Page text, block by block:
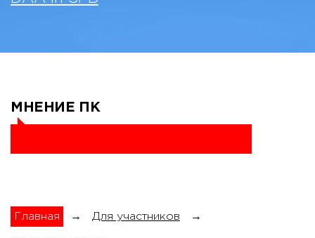
Главная → Для участников →
МНЕНИЕ ПК